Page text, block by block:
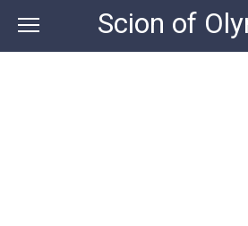
content
Scion of